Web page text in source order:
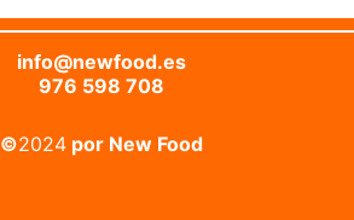
info@newfood.es
976 598 708
©2024por New Food